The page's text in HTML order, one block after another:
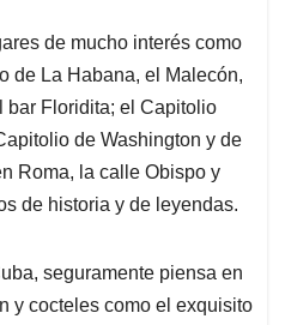
de mucho interés como
de La Habana, el Malecón,
bar Floridita; el Capitolio
de Washington y de
Roma, la calle Obispo y
de historia y de leyendas.
seguramente piensa en
y cocteles como el exquisito